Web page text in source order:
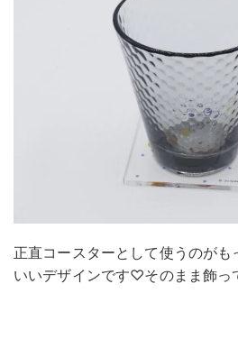
正直コースターとして使うのが
いいデザインです♡そのまま飾